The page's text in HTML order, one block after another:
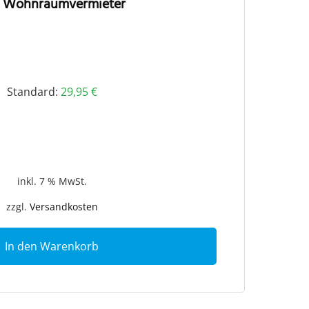
Standard: 29,95€
inkl. 7 % MwSt.
zzgl. Versandkosten
In den Warenkorb